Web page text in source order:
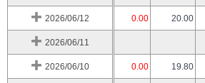
2026/06/12 0.00 20.00
2026/06/11
2026/06/10 0.00 19.80